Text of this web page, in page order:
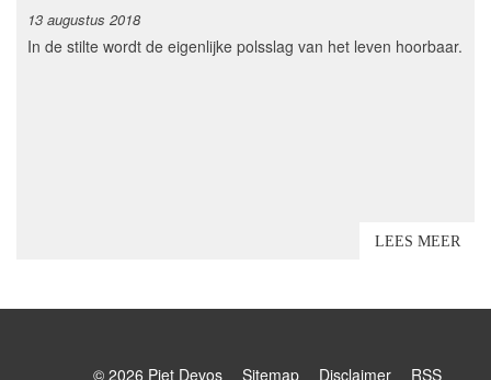
13 augustus 2018
In de stilte wordt de eigenlijke polsslag van het leven hoorbaar.
LEES MEER
© 2026 Piet Devos Sitemap Disclaimer RSS